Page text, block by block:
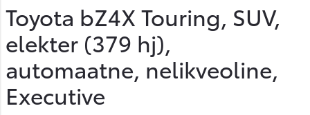
Toyota bZ4X Touring, SUV,
elekter (379 hj),
automaatne, nelikveoline,
Executive